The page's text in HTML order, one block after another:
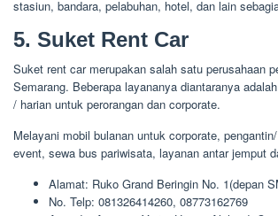
stasiun, bandara, pelabuhan, hotel, dan lain
5. Suket Rent Car
Suket rent car merupakan salah satu perusahaan
Semarang. Beberapa layananya diantaranya
/ harian untuk perorangan dan corporate.
Melayani mobil bulanan untuk corporate,
event, sewa bus pariwisata, layanan antar jemput
Alamat: Ruko Grand Beringin No. 1(depan
No. Telp: 081326414260, 08773162769